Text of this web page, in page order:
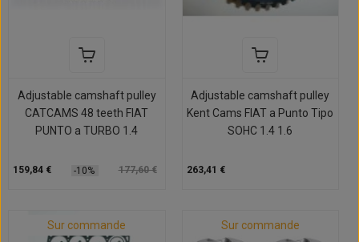
Adjustable camshaft pulley
CATCAMS 48 teeth FIAT
PUNTO a TURBO 1.4
159,84 € -10% 177,60 €
Adjustable camshaft pulley
Kent Cams FIAT a Punto Tipo
SOHC 1.4 1.6
263,41 €
Sur commande Sur commande